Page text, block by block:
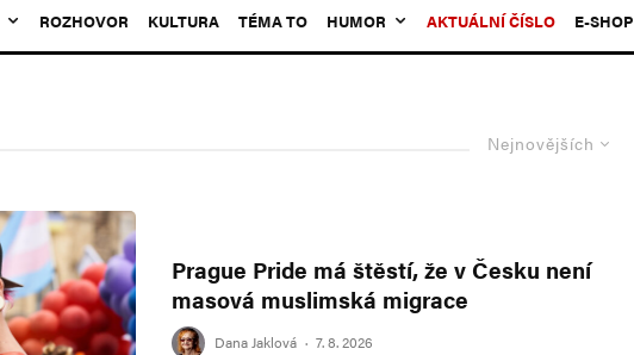
ROZHOVOR KULTURA TÉMA TO HUMOR AKTUÁLNÍ ČÍSLO E-SHOP
Nejnovějších
Prague Pride má štěstí, že v Česku není
masová muslimská migrace
Dana Jaklová · 7. 8. 2026